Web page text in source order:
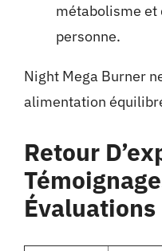
métabolisme et
personne.
Night Mega Burner
alimentation
Retour
Évaluations